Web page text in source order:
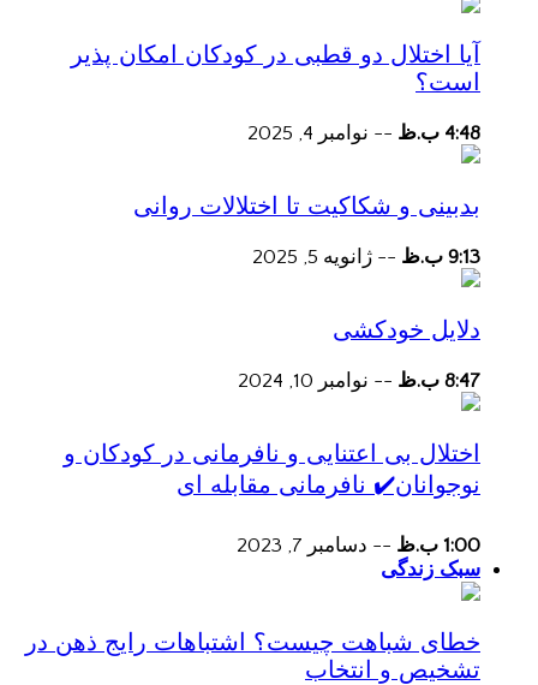
آیا اختلال دو قطبی در کودکان امکان پذیر
است؟
4:48 ب.ظ -- نوامبر 4, 2025
بدبینی و شکاکیت تا اختلالات روانی
9:13 ب.ظ -- ژانویه 5, 2025
دلایل خودکشی
8:47 ب.ظ -- نوامبر 10, 2024
اختلال بی اعتنایی و نافرمانی در کودکان و
نوجوانان✔️ نافرمانی مقابله ای
1:00 ب.ظ -- دسامبر 7, 2023
سبک زندگی
خطای شباهت چیست؟ اشتباهات رایج ذهن در
تشخیص و انتخاب